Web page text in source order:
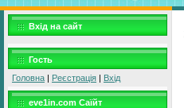
Вхід на сайт
Гость
Головна | Реєстрація | Вхід
eve1in.com Саїйт